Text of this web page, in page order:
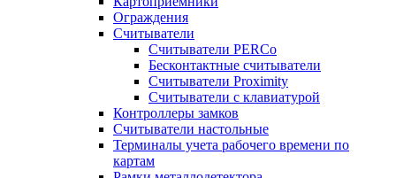
Ограждения
Считыватели
Считыватели PERCo
Бесконтактные считыватели
Считыватели Proximity
Считыватели с клавиатурой
Контроллеры замков
Считыватели настольные
Терминалы учета рабочего времени по
картам